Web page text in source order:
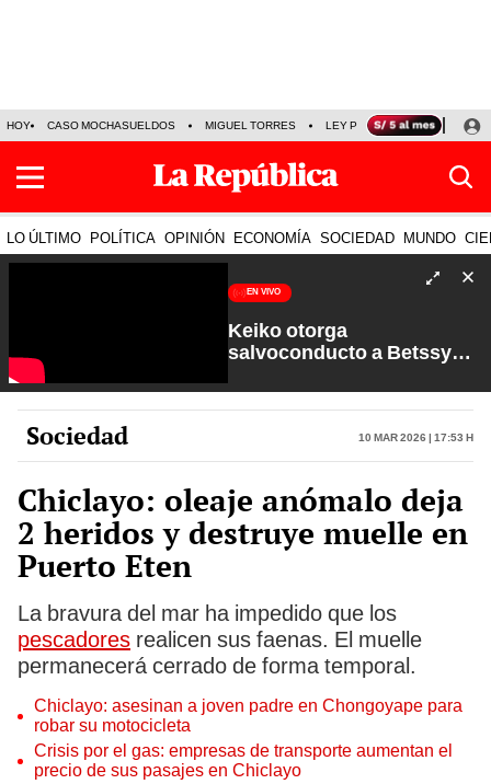
HOY CASO MOCHASUELDOS MIGUEL TORRES LEY PULPÍN PRECIO DEL
LO ÚLTIMO POLÍTICA OPINIÓN ECONOMÍA SOCIEDAD MUNDO
EN VIVO
Keiko otorga
salvoconducto a Betssy
Petroperú | Sin Guion con
Rosa María Palacios
Sociedad 10 Mar 2026 | 17:53 h
Chiclayo: oleaje anómalo deja
2 heridos y destruye muelle en
Puerto Eten
La bravura del mar ha impedido que los
pescadores realicen sus faenas. El muelle
permanecerá cerrado de forma temporal.
Chiclayo: asesinan a joven padre en Chongoyape para
robar su motocicleta
Crisis por el gas: empresas de transporte aumentan el
precio de sus pasajes en Chiclayo